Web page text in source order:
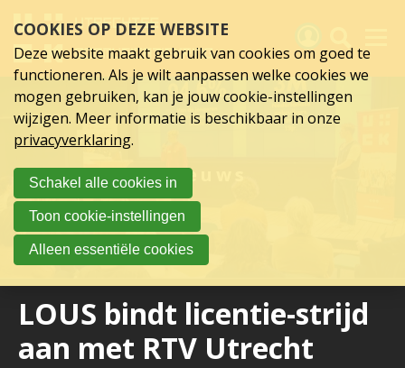
links
over
Spring
hoofd
inhoud
Spring
naar
hoofdnavigatie
Nieuws
LOUS bindt licentie-strijd
aan met RTV Utrecht
Activiteiten
Nieuws
Verslagen
Sluit je aan
Over UCK
COOKIES OP DEZE WEBSITE
Deze website maakt gebruik van cookies om goed te
functioneren. Als je wilt aanpassen welke cookies we
mogen gebruiken, kan je jouw cookie-instellingen
wijzigen. Meer informatie is beschikbaar in onze
privacyverklaring.
Schakel alle cookies in
Toon cookie-instellingen
Alleen essentiële cookies